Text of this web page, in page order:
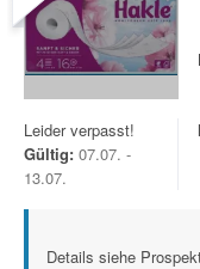
Leider verpasst!
Gültig: 07.07. -
13.07.
Details siehe